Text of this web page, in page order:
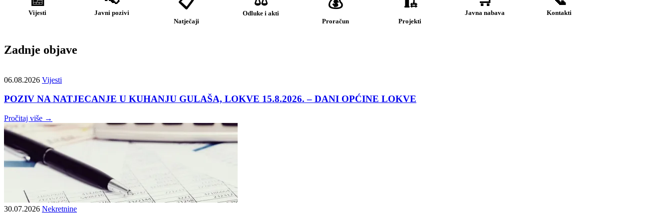
Vijesti Javni pozivi
Natječaji
Odluke i akti
Proračun Projekti
Javna nabava Kontakti
Zadnje objave
06.08.2026 Vijesti
POZIV NA NATJECANJE U KUHANJU GULAŠA, LOKVE 15.8.2026. – DANI OPĆINE LOKVE
Pročitaj više →
30.07.2026 Nekretnine